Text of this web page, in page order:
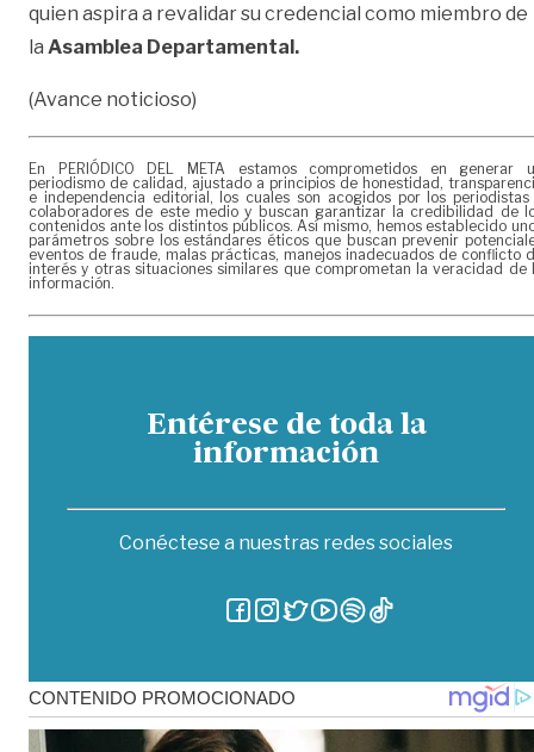
quien aspira a revalidar su credencial como miembro de
la Asamblea Departamental.
(Avance noticioso)
En PERIÓDICO DEL META estamos comprometidos en generar
periodismo de calidad, ajustado a principios de honestidad,
e independencia editorial, los cuales son acogidos por los periodistas
colaboradores de este medio y buscan garantizar la credibilidad de
contenidos ante los distintos públicos. Así mismo, hemos establecido
parámetros sobre los estándares éticos que buscan prevenir
eventos de fraude, malas prácticas, manejos inadecuados de conflicto
interés y otras situaciones similares que comprometan la veracidad de
información.
Entérese de toda la
información
Conéctese a nuestras redes sociales